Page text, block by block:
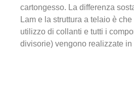
cartongesso. La differenza
Lam e la struttura a telaio è che
utilizzo di collanti e tutti i
divisorie) vengono realizzate in